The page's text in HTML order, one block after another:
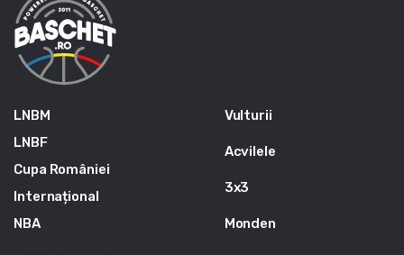
LNBM
LNBF
Cupa României
Internațional
NBA
Vulturii
Acvilele
3x3
Monden